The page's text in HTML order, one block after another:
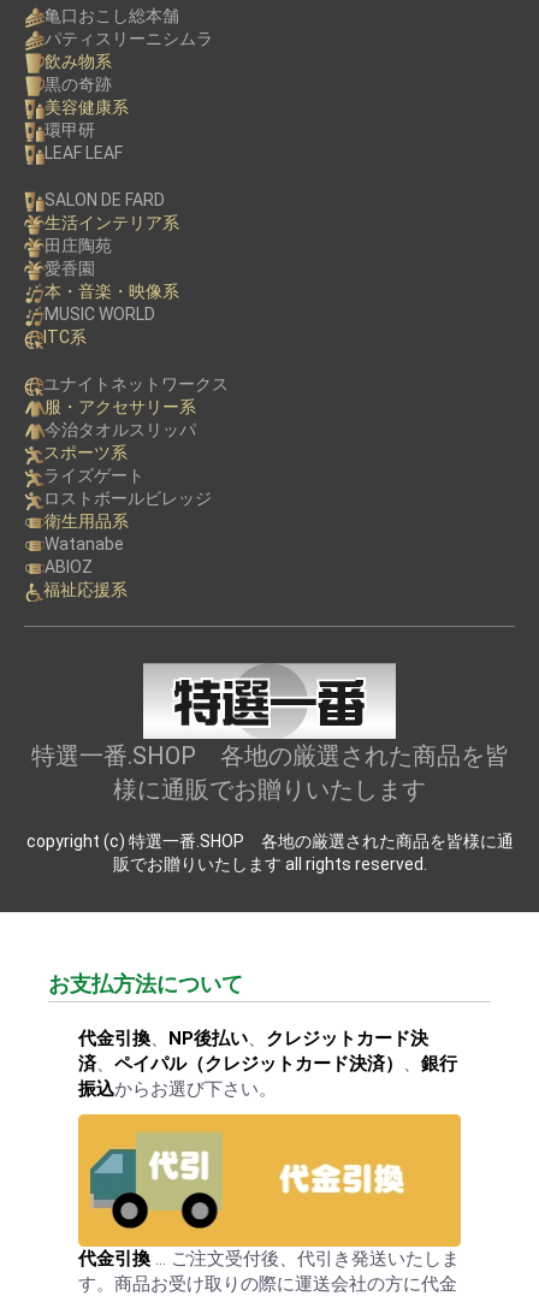
亀口おこし総本舗
パティスリーニシムラ
飲み物系
黒の奇跡
美容健康系
環甲研
LEAF LEAF
SALON DE FARD
生活インテリア系
田庄陶苑
愛香園
本・音楽・映像系
MUSIC WORLD
ITC系
ユナイトネットワークス
服・アクセサリー系
今治タオルスリッパ
スポーツ系
ライズゲート
ロストボールビレッジ
衛生用品系
Watanabe
ABIOZ
福祉応援系
特選一番.SHOP 各地の厳選された商品を皆
様に通販でお贈りいたします
copyright (c) 特選一番.SHOP 各地の厳選された商品を皆様に通
販でお贈りいたします all rights reserved.
お支払方法について
代金引換、 NP後払い、 クレジットカード決
済、 ペイパル（クレジットカード決済） 、 銀行
振込からお選び下さい。
代金引換 … ご注文受付後、代引き発送いたしま
す。商品お受け取りの際に運送会社の方に代金